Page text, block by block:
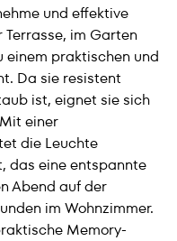
und effektive
im Garten
einem praktischen und
Da sie resistent
ist, eignet sie sich
einer
die Leuchte
das eine entspannte
Abend auf der
im Wohnzimmer.
Memory-